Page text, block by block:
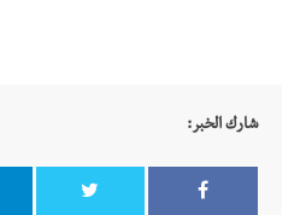
شارك الخبر: